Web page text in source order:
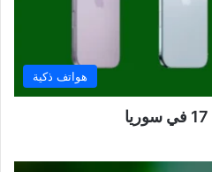
هواتف ذكية